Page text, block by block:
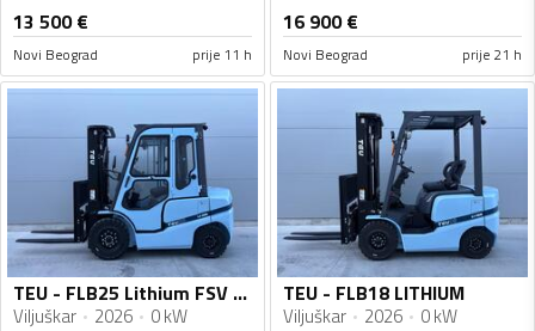
13 500€
Novi Beograd prije 11 h
16 900€
Novi Beograd prije 21 h
TEU - FLB25 Lithium FSV 4.7m KABINA
Viljuškar 2026 0 kW
TEU - FLB18 LITHIUM
Viljuškar 2026 0 kW